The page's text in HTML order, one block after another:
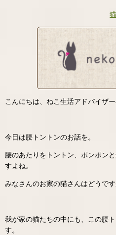
こんにちは、ねこ生活アドバイザー
今日は腰トントンのお話を。
腰のあたりをトントン、ポンポン
すよね。
みなさんのお家の猫さんはどうです
我が家の猫たちの中にも、この腰
す。